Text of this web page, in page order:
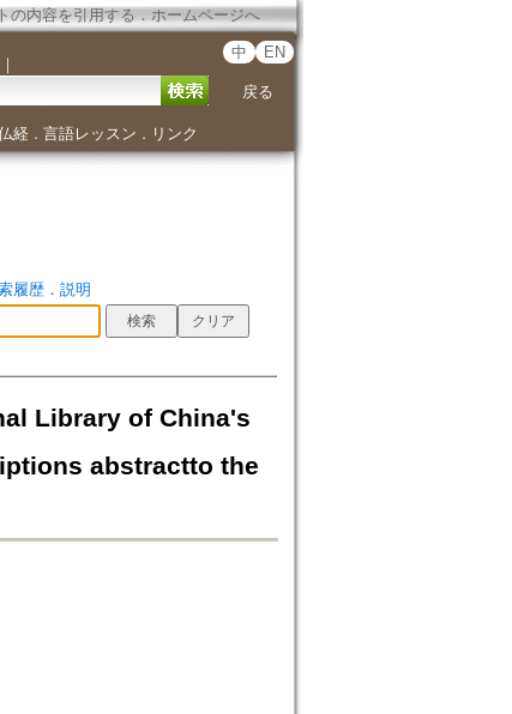
の内容を引用する ． ホームページへ
｜
中 EN
戻る
経． 言語レッスン ． リンク
履歴． 説明
Library of China's
abstractto the